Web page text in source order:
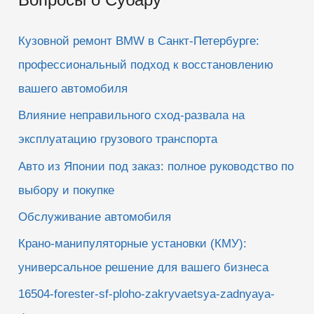
с
Кузовной ремонт BMW в Санкт-Петербурге:
профессиональный подход к восстановлению
вашего автомобиля
Влияние неправильного сход-развала на
эксплуатацию грузового транспорта
Авто из Японии под заказ: полное руководство по
выбору и покупке
Обслуживание автомобиля
Крано-манипуляторные установки (КМУ):
универсальное решение для вашего бизнеса
16504-forester-sf-ploho-zakryvaetsya-zadnyaya-